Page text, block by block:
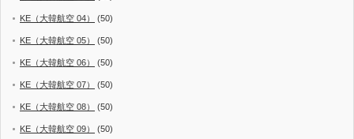
KE（大韓航空 04） (50)
KE（大韓航空 05） (50)
KE（大韓航空 06） (50)
KE（大韓航空 07） (50)
KE（大韓航空 08） (50)
KE（大韓航空 09） (50)